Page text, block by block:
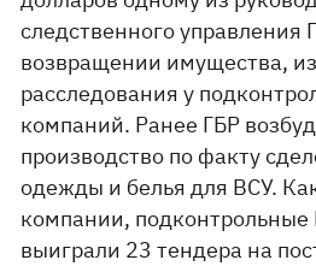
следственного управления
возвращении имущества,
расследования у
компаний. Ранее ГБР
производство по факту
одежды и белья для ВСУ.
компании, подконтрольные
выиграли 23 тендера на